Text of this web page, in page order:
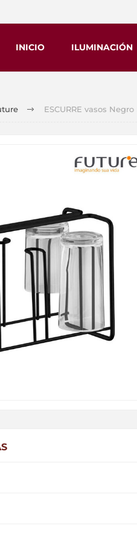
INICIO ILUMINACIÓN
ESCURRE vasos Negro